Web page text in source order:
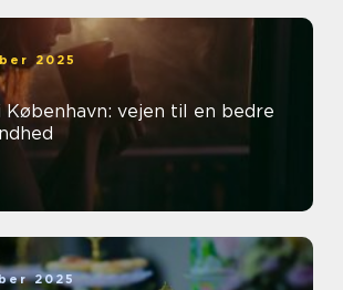
2025
København: vejen til en bedre
2025